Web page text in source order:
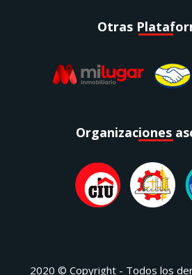
Otras
Organizaciones
2020 © Copyright - Todos los